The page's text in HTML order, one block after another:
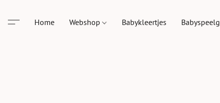
Home Webshop Babykleertjes